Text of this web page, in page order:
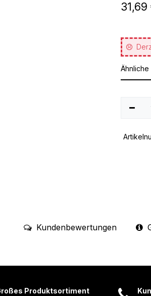
31,69
Kundenbewertungen
Produktsortiment